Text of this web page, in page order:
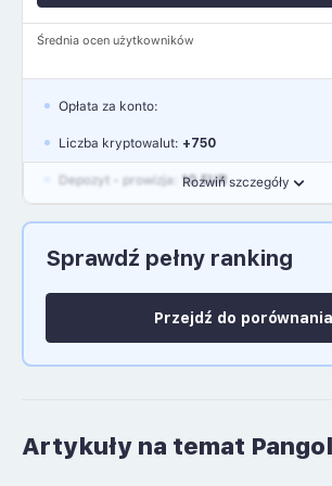
Średnia ocen użytkowników
Rozwiń szczegóły
Opłata za konto:
Liczba kryptowalut: +750
Depozyt - prowizja: 10 EUR
Język polski: NIE
Sprawdź pełny ranking
Przejdź do porównania
Artykuły na temat